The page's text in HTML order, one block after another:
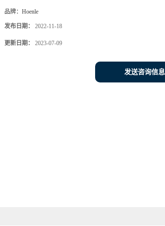
品牌： Hoenle
发布日期： 2022-11-18
更新日期： 2023-07-09
发送咨询信息